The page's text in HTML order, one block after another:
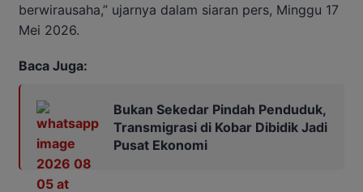
berwirausaha,” ujarnya dalam siaran pers, Minggu 17
Mei 2026.
Baca Juga:
Bukan Sekedar Pindah Penduduk,
Transmigrasi di Kobar Dibidik Jadi
Pusat Ekonomi